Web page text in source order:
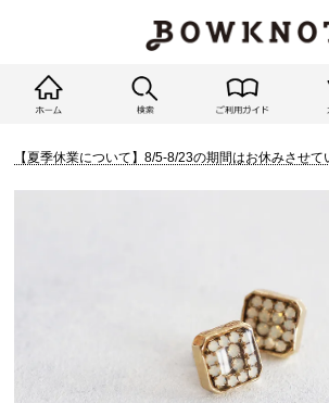
【夏季休業について】8/5-8/23の期間はお休みさせて